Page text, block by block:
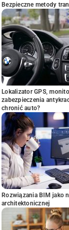
Bezpieczne metody
Lokalizator GPS,
zabezpieczenia
chronić auto?
Rozwiązania BIM jako
architektonicznej